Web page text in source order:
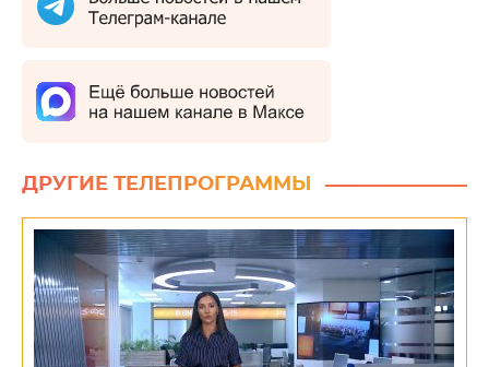
ДРУГИЕ ТЕЛЕПРОГРАММЫ